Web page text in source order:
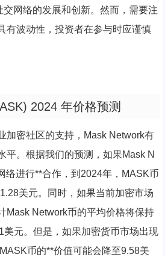
网络的发展和创新。然而，需要注
有波动性，投资者在参与时应谨慎
2024 年价格预测
加密社区的支持，Mask Network有
平。根据我们的预测，如果Mask N
络进行**合作，到2024年，MASK币
美元。同时，如果当前加密市场
Mask Network币的平均价格将保持
美元。但是，如果加密货币市场出现
币的**价值可能会降至9.58美